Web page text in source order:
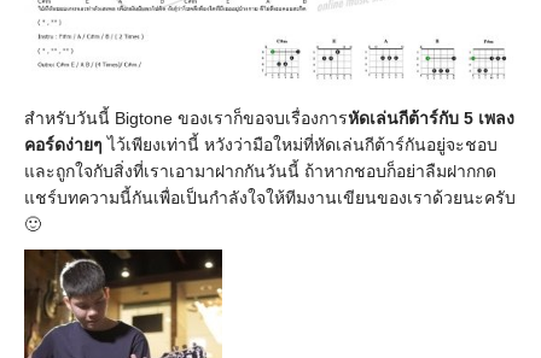
สำหรับวันนี้ Bigtone ของเราก็ขอจบเรื่องการหัดเล่นกีต้าร์กับ 5 เพลง
คอร์ดง่ายๆ ไว้เพียงเท่านี้ หวังว่ามือใหม่ที่หัดเล่นกีต้าร์กันอยู่จะชอบ
และถูกใจกับสิ่งที่เราเอามาฝากกันวันนี้ ถ้าหากชอบก็อย่าลืมฝากกด
แชร์บทความนี้กันเพื่อเป็นกำลังใจให้ทีมงานเขียนของเราด้วยนะครับ
🙂